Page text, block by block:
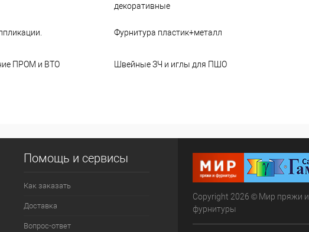
декоративные
Фурнитура пластик+металл
ПРОМ и ВТО Швейные ЗЧ и иглы для ПШО
Помощь и сервисы
Как заказать
Доставка
Вопрос-ответ
Copyright 2026 © Мир пряжи и
фурнитуры